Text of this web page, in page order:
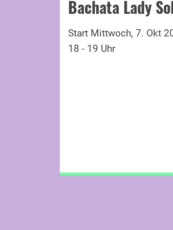
Bachata Lady
Start Mittwoch, 7. Okt
18 - 19 Uhr